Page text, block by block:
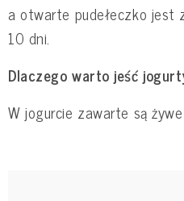
a otwarte pudełeczko jest
10 dni.
Dlaczego warto jeść
W jogurcie zawarte są